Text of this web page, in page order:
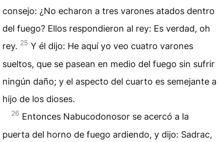
consejo: ¿No echaron a tres varones atados dentro
del fuego? Ellos respondieron al rey: Es verdad, oh
rey. 25 Y él dijo: He aquí yo veo cuatro varones
sueltos, que se pasean en medio del fuego sin sufrir
ningún daño; y el aspecto del cuarto es semejante a
hijo de los dioses.
26 Entonces Nabucodonosor se acercó a la
puerta del horno de fuego ardiendo, y dijo: Sadrac,